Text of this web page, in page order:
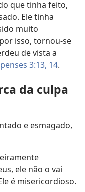
que tinha feito,
Ele tinha
muito
isso, tornou-se
de vista a
3:13, 14.
da culpa
e esmagado,
ele não o vai
é misericordioso.